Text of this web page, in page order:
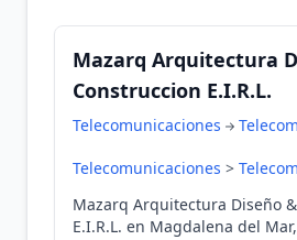
Mazarq Arquitectura
Construccion E.I.R.L.
Telecomunicaciones
Telecomunicaciones >
Mazarq Arquitectura Diseño
E.I.R.L. en Magdalena del